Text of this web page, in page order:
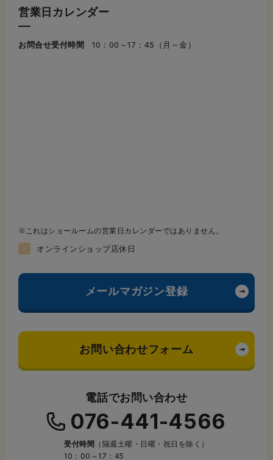
営業日カレンダー
お問合せ受付時間 10：00～17：45（月～金）
これはショールームの営業日カレンダーではありません。
オンラインショップ店休日
メールマガジン登録
お問い合わせフォーム
電話でお問い合わせ
076-441-4566
受付時間
（隔週土曜・日曜・祝日を除く）
10：00～17：45